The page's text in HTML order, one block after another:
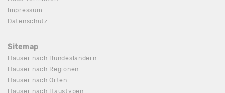
Impressum
Datenschutz
Sitemap
Häuser nach Bundesländern
Häuser nach Regionen
Häuser nach Orten
Häuser nach Haustypen